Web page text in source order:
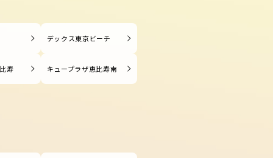
デックス東京ビーチ
寿 キュープラザ恵比寿南